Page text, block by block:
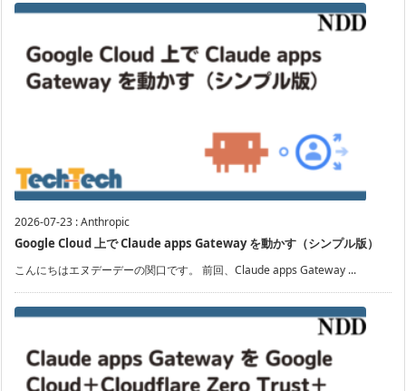
2026-07-23 :Anthropic
Google Cloud 上で Claude apps Gateway を動かす（シンプル版）
こんにちはエヌデーデーの関口です。 前回、Claude apps Gateway ...